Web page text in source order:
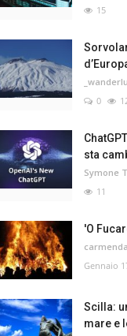
15
0
sta
Symone
11
'O
Gennaio
Scilla:
mare e